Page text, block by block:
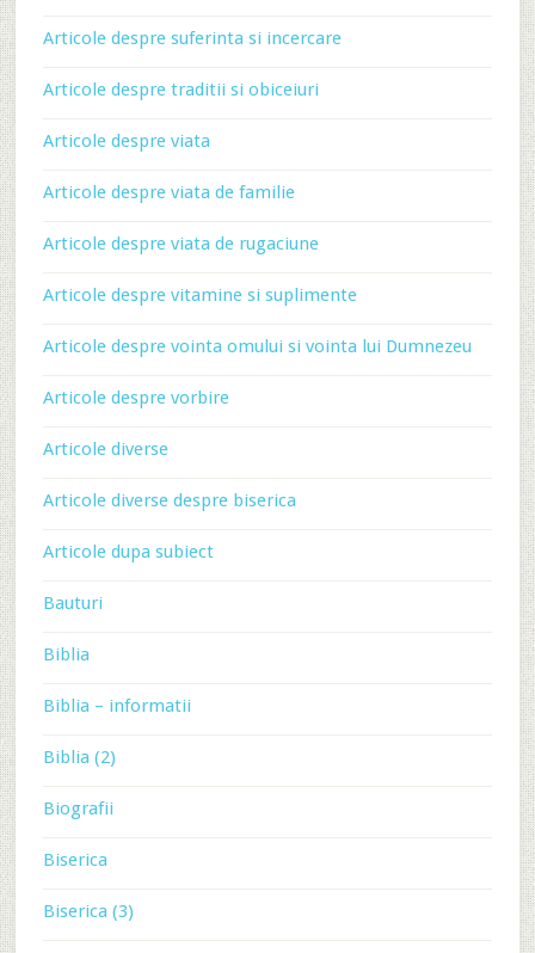
Articole despre suferinta si incercare
Articole despre traditii si obiceiuri
Articole despre viata
Articole despre viata de familie
Articole despre viata de rugaciune
Articole despre vitamine si suplimente
Articole despre vointa omului si vointa lui Dumnezeu
Articole despre vorbire
Articole diverse
Articole diverse despre biserica
Articole dupa subiect
Bauturi
Biblia
Biblia – informatii
Biblia (2)
Biografii
Biserica
Biserica (3)